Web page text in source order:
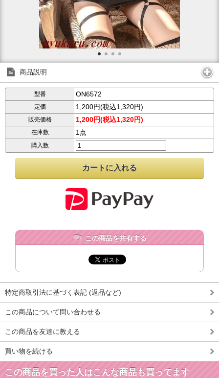
商品説明
型番 ON6572
定価 1,200円(税込1,320円)
販売価格 1,200円(税込1,320円)
在庫数 1点
購入数
この商品を共有する
特定商取引法に基づく表記 (返品など)
この商品について問い合わせる
この商品を友達に教える
買い物を続ける
この商品を買った人はこんな商品も買ってます